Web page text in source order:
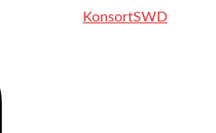
KonsortSWD